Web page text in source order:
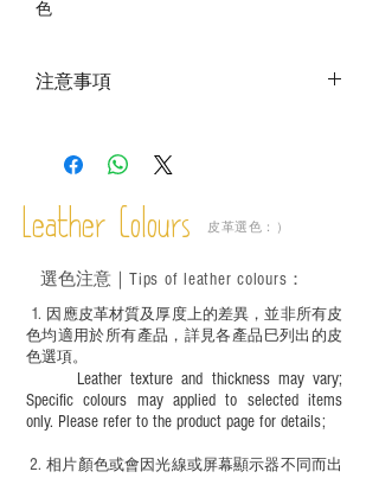
色
注意事項
－ 此產品含有細小配件、尖銳物件，恕不
必須由成年人陪同下使用並應小心處理。
Leather Colours 皮革選色：）
1. ​ 因應皮革材質及厚度上的差異，並非所有皮
色均適用於所有產品，詳見各產品巳列出的皮
色選項。
Leather texture and thickness may vary;
Specific colours may applied to selected items
only. Please refer to the product page for details;
​2.相片顏色或會因光線或屏幕顯示器不同而出
選色注意｜ Tips of leather colours ：